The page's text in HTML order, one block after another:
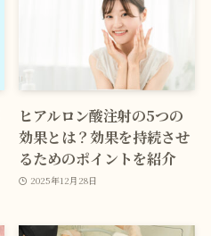
ヒアルロン酸注射の5つの
効果とは？効果を持続させ
るためのポイントを紹介
2025年12月28日